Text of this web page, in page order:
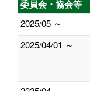
委員会・協会等
2025/05 ～
2025/04/01 ～